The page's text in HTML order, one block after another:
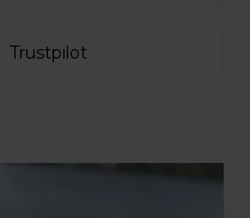
Trustpilot